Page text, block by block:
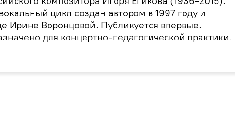
цикл создан автором в 1997 году и
Ирине Воронцовой. Публикуется впервые.
для концертно-педагогической практики.